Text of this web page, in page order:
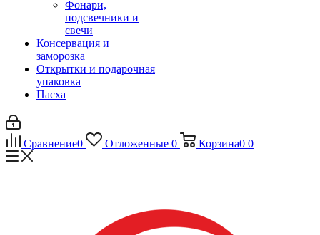
Фонари,
подсвечники и
свечи
Консервация и
заморозка
Открытки и подарочная
упаковка
Пасха
Сравнение0 Отложенные 0 Корзина0 0